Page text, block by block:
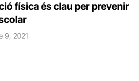
física és clau per prevenir
9, 2021